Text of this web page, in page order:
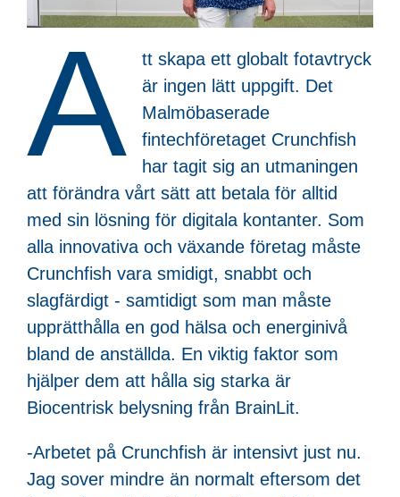
A
tt skapa ett globalt fotavtryck
är ingen lätt uppgift. Det
Malmöbaserade
fintechföretaget Crunchfish
har tagit sig an utmaningen
att förändra vårt sätt att betala för alltid
med sin lösning för digitala kontanter. Som
alla innovativa och växande företag måste
Crunchfish vara smidigt, snabbt och
slagfärdigt - samtidigt som man måste
upprätthålla en god hälsa och energinivå
bland de anställda. En viktig faktor som
hjälper dem att hålla sig starka är
Biocentrisk belysning från BrainLit.
-Arbetet på Crunchfish är intensivt just nu.
Jag sover mindre än normalt eftersom det